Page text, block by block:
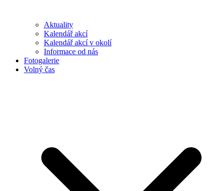
Aktuality
Kalendář akcí
Kalendář akcí v okolí
Informace od nás
Fotogalerie
Volný čas